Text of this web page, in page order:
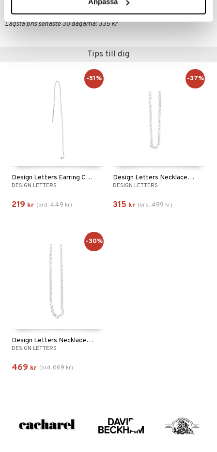
Lägsta pris senaste 30 dagarna: 335 kr
Tips till dig
Design Letters Earring Chain Silver
DESIGN LETTERS
219 kr (ord. 449 kr)
-51%
Design Letters Necklace Chain 45 cm Silver
DESIGN LETTERS
315 kr (ord. 499 kr)
-37%
Design Letters Necklace Chain 60 cm Silver
DESIGN LETTERS
469 kr (ord. 669 kr)
-30%